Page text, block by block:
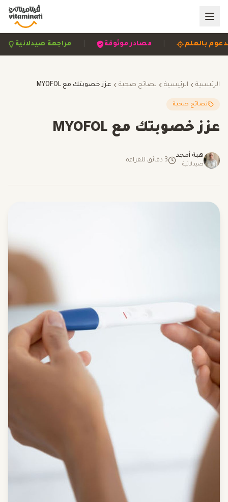
مراجعة صيدلانية | مصادر موثوقة | مدعوم بالعلم
الرئيسية الرئيسية نصائح صحية عزز خصوبتك مع MYOFOL
نصائح صحية
عزز خصوبتك مع MYOFOL
هبة أمجد
صيدلانية
3 دقائق للقراءة